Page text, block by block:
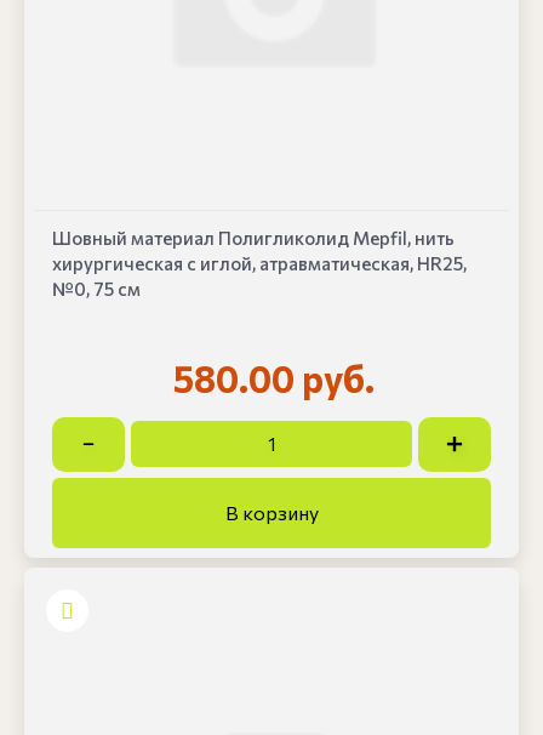
Шовный материал Полигликолид Mepfil, нить
хирургическая с иглой, атравматическая, HR25,
№0, 75 см
580.00 руб.